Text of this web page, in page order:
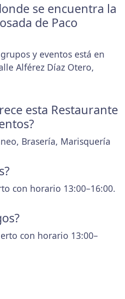
se encuentra la
de Paco
y eventos está en
Alférez Díaz Otero,
esta Restaurante
Brasería, Marisquería
con horario 13:00–16:00.
con horario 13:00–